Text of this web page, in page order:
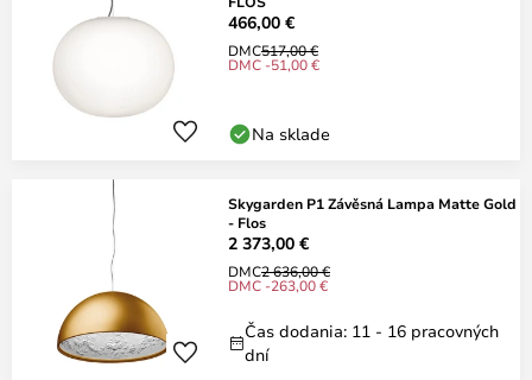
466,00 €
DMC517,00 €
DMC -51,00 €
Na sklade
Skygarden P1 Závěsná Lampa Matte Gold
- Flos
2 373,00 €
DMC2 636,00 €
DMC -263,00 €
Čas dodania: 11 - 16 pracovných
dní